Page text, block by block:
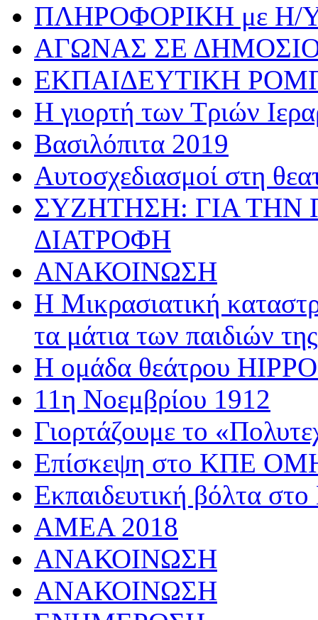
ΠΛΗΡΟΦΟΡΙΚΗ με Η/
ΑΓΩΝΑΣ ΣΕ
ΕΚΠΑΙΔΕΥΤΙΚΗ
Η γιορτή των Τριών
Βασιλόπιτα 2019
Αυτοσχεδιασμοί στη
ΣΥΖΗΤΗΣΗ: ΓΙΑ ΤΗΝ
ΔΙΑΤΡΟΦΗ
ΑΝΑΚΟΙΝΩΣΗ
Η Μικρασιατική
τα μάτια των παιδιών
Η ομάδα θεάτρου
11η Νοεμβρίου 1912
Γιορτάζουμε το
Επίσκεψη στο ΚΠΕ
Εκπαιδευτική βόλτα
AMEA 2018
ΑΝΑΚΟΙΝΩΣΗ
ΑΝΑΚΟΙΝΩΣΗ